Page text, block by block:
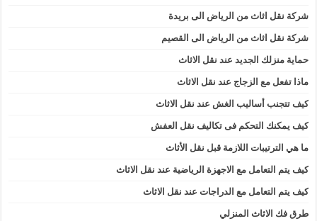
شركة نقل اثاث من الرياض الى بريدة
شركة نقل اثاث من الرياض الى القصيم
حماية منزلك الجديد عند نقل الاثاث
ماذا تفعل مع الزجاج عند نقل الاثاث
كيف تتجنب أساليب الغش عند نقل الاثاث
كيف يمكنك التحكم فى تكاليف نقل العفش
ما هي الترتيبات اللازمة قبل نقل الأثاث
كيف يتم التعامل مع الاجهزة الرياضية عند نقل الاثاث
كيف يتم التعامل مع الدراجات عند نقل الاثاث
طرق فك الاثاث المنزلي